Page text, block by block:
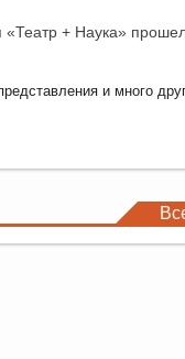
+ Наука»
и много